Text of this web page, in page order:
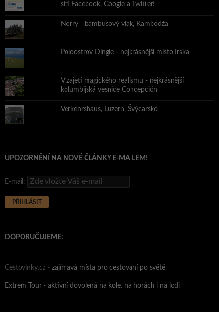
sítí Facebook, Google a Twitter!
Norry - bambusový vlak, Kambodža
Poloostrov Dingle - nejkrásnější místo Irska
V zajetí magického realismu - nejkrásnější
kolumbijská vesnice Concepción
Verkehrshaus, Luzern, Švýcarsko
UPOZORNĚNÍ NA NOVÉ ČLÁNKY E-MAILEM!
E-mail:
DOPORUČUJEME:
Cestovinky.cz - zajímavá místa pro cestování po světě
Extrem Tour - aktivní dovolená na kole, na horách i na lodi